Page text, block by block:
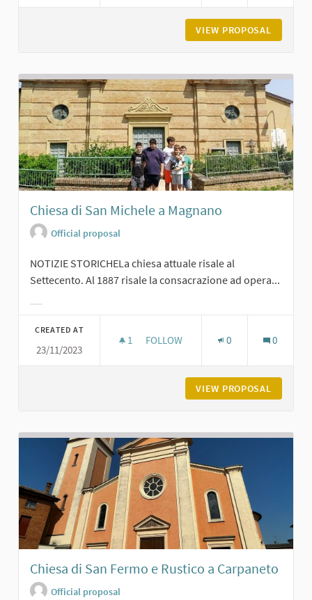
VIEW PROPOSAL
Chiesa di San Michele a Magnano
Official proposal
NOTIZIE STORICHELa chiesa attuale risale al
Settecento. Al 1887 risale la consacrazione ad opera...
CREATED AT
23/11/2023
1 1 FOLLOWER
FOLLOW 0 0
VIEW PROPOSAL
Chiesa di San Fermo e Rustico a Carpaneto
Official proposal